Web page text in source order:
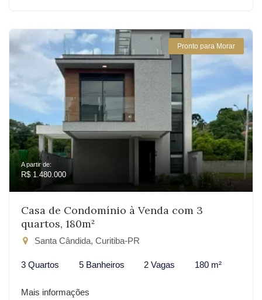
Pronto para Morar
A partir de:
R$ 1.480.000
Casa de Condomínio à Venda com 3
quartos, 180m²
Santa Cândida, Curitiba-PR
3 Quartos 5 Banheiros 2 Vagas 180 m²
Mais informações